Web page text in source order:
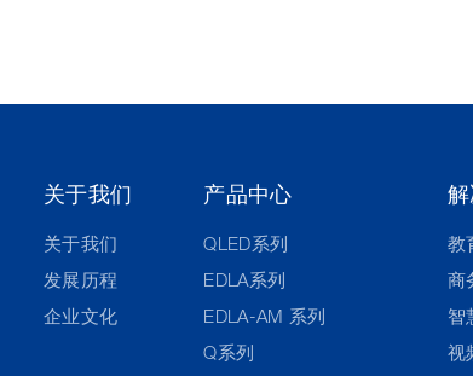
关于我们
关于我们
发展历程
企业文化
产品中心
QLED系列
EDLA系列
EDLA-AM 系列
Q系列
教
商
智
视